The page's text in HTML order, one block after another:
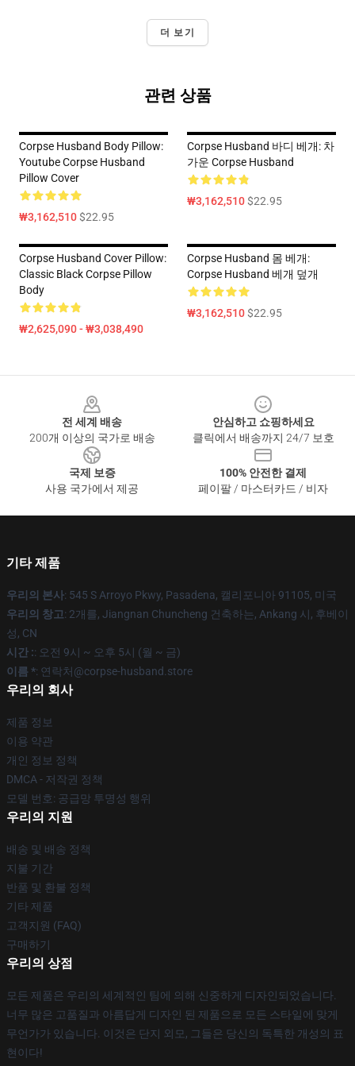
더 보기
관련 상품
Corpse Husband Body Pillow:
Youtube Corpse Husband
Pillow Cover
₩3,162,510$22.95
Corpse Husband 바디 베개: 차
가운 Corpse Husband
₩3,162,510$22.95
Corpse Husband Cover Pillow:
Classic Black Corpse Pillow
Body
₩2,625,090 - ₩3,038,490
Corpse Husband 몸 베개:
Corpse Husband 베개 덮개
₩3,162,510$22.95
전 세계 배송
200개 이상의 국가로 배송
안심하고 쇼핑하세요
클릭에서 배송까지 24/7 보호
국제 보증
사용 국가에서 제공
100% 안전한 결제
페이팔 / 마스터카드 / 비자
기타 제품
우리의 본사: 545 S Arroyo Pkwy, Pasadena, 캘리포니아 91105, 미국
우리의 창고: 2개를, Jiangnan Chuncheng 건축하는, Ankang 시, 후베이
성, CN
시간 :: 오전 9시 ~ 오후 5시 (월 ~ 금)
이름 *: 연락처@corpse-husband.store
우리의 회사
제품 정보
이용 약관
개인 정보 정책
DMCA - 저작권 정책
모델 번호: 공급망 투명성 행위
우리의 지원
배송 및 배송 정책
지불 기간
반품 및 환불 정책
기타 제품
고객지원 (FAQ)
구매하기
우리의 상점
모든 제품은 우리의 세계적인 팀에 의해 신중하게 디자인되었습니다.
너무 많은 고품질과 아름답게 디자인 된 제품으로 모든 스타일에 맞게
무언가가 있습니다. 이것은 단지 외모, 그들은 당신의 독특한 개성의 표
현이다!